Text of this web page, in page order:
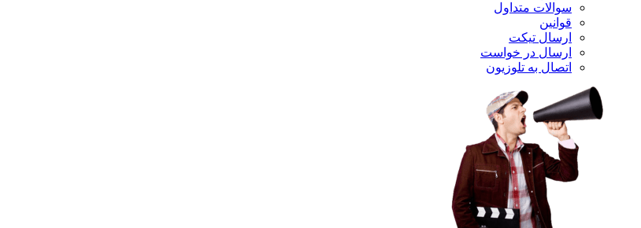
سوالات متداول
قوانین
ارسال تیکت
ارسال در خواست
اتصال به تلوزیون